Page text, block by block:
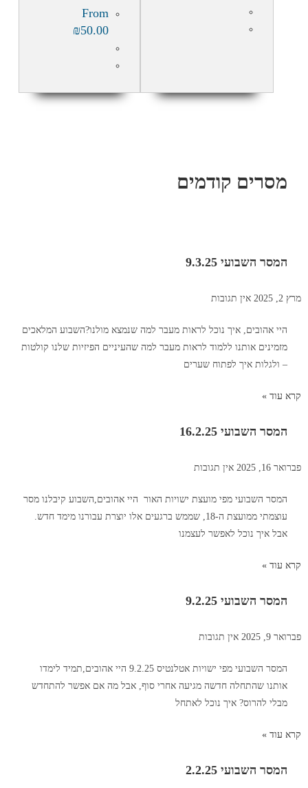
From
₪50.00
מסרים קודמים
המסר השבועי 9.3.25
מרץ 2, 2025 אין תגובות
היי אהובים, איך נוכל לראות מעבר למה שנמצא מולנו?השבוע המלאכים
מזמינים אותנו ללמוד לראות מעבר למה שהעיניים הפיזיות שלנו קולטות
– ולגלות איך לפתוח שערים
קרא עוד »
המסר השבועי 16.2.25
פברואר 16, 2025 אין תגובות
המסר השבועי מפי מועצת ישויות האור היי אהובים,השבוע קיבלנו מסר
עוצמתי ממועצת ה-18, שממש ברגעים אלו יוצרת עבורנו מימד חדש.
אבל איך נוכל לאפשר לעצמנו
קרא עוד »
המסר השבועי 9.2.25
פברואר 9, 2025 אין תגובות
המסר השבועי מפי ישויות אטלנטיס 9.2.25 היי אהובים,תמיד לימדו
אותנו שהתחלה חדשה מגיעה אחרי סוף, אבל מה אם אפשר להתחדש
מבלי להרוס? איך נוכל לאתחל
קרא עוד »
המסר השבועי 2.2.25